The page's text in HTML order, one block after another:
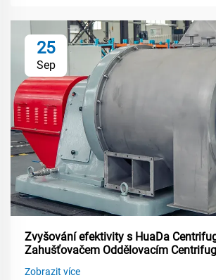
25
Sep
Zvyšování efektivity s HuaDa
Zahušťovačem Oddělovacím
Zobrazit více